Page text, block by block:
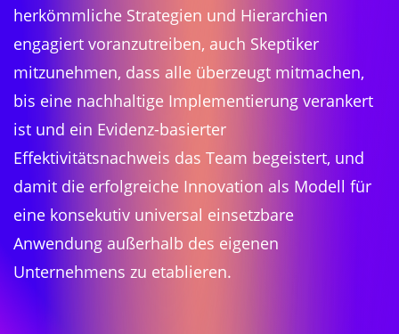
herkömmliche Strategien und Hierarchien
engagiert voranzutreiben, auch Skeptiker
mitzunehmen, dass alle überzeugt mitmachen,
bis eine nachhaltige Implementierung verankert
ist und ein Evidenz-basierter
Effektivitätsnachweis das Team begeistert, und
damit die erfolgreiche Innovation als Modell für
eine konsekutiv universal einsetzbare
Anwendung außerhalb des eigenen
Unternehmens zu etablieren.